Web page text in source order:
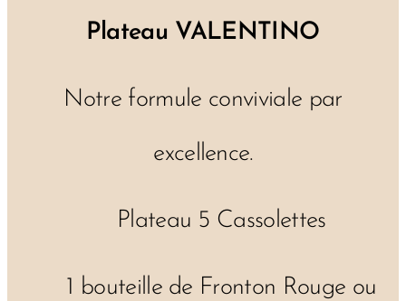
Plateau VALENTINO
Notre formule conviviale par
excellence.
✔ Plateau 5 Cassolettes
✔ 1 bouteille de Fronton Rouge ou